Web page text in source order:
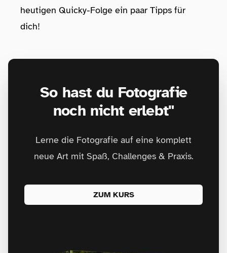
heutigen Quicky-Folge ein paar Tipps für
dich!
So hast du Fotografie
noch nicht erlebt"
Lerne die Fotografie auf eine komplett
neue Art mit Spaß, Challenges & Praxis.
ZUM KURS